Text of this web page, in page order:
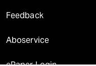
Feedback
Aboservice